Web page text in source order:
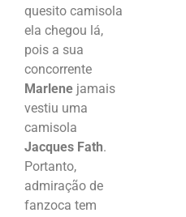
quesito camisola
ela chegou lá,
pois a sua
concorrente
Marlene jamais
vestiu uma
camisola
Jacques Fath.
Portanto,
admiração de
fanzoca tem